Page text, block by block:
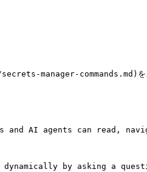
manager-commands.md)をご
and AI agents can read,
by asking a